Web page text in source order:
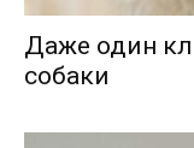
Даже один
собаки